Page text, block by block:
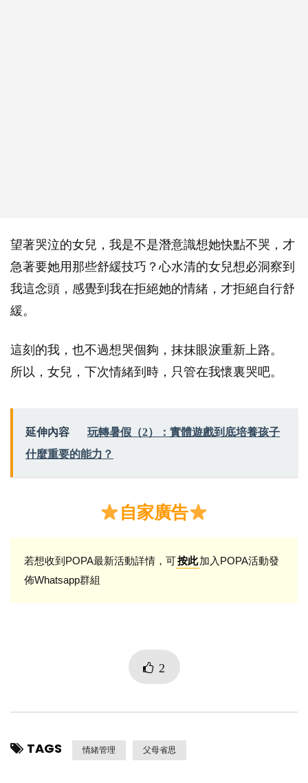
望著哭泣的女兒，我是不是潛意識想她快點不哭，才
急著要她用那些舒緩技巧？心水清的女兒想必洞察到
我這念頭，感覺到我在拒絕她的情緒，才拒絕自行舒
緩。
這刻的我，也不過想哭個夠，抹抹眼淚重新上路。
所以，女兒，下次情緒到時，只管在我懷裏哭吧。
延伸內容
玩轉暑假（2）：實體遊戲到底培養孩子
什麼重要的能力？
自家廣告
若想收到POPA最新活動詳情，可按此加入POPA活動發
佈Whatsapp群組
2
TAGS 情緒管理 父母省思